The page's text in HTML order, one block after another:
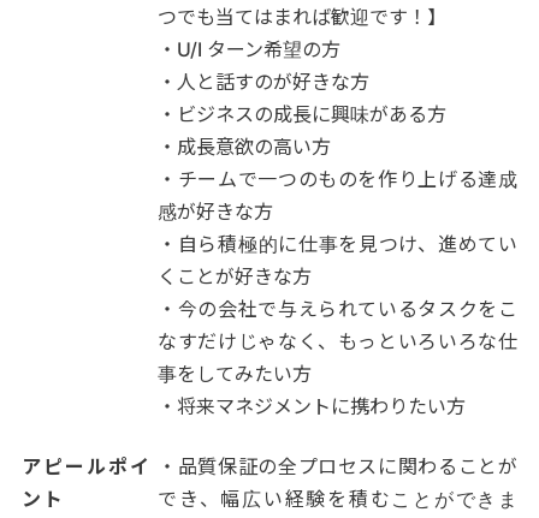
つでも当てはまれば歓迎です！】
・U/I ターン希望の方
・人と話すのが好きな方
・ビジネスの成長に興味がある方
・成長意欲の高い方
・チームで一つのものを作り上げる達成
感が好きな方
・自ら積極的に仕事を見つけ、進めてい
くことが好きな方
・今の会社で与えられているタスクをこ
なすだけじゃなく、もっといろいろな仕
事をしてみたい方
・将来マネジメントに携わりたい方
アピールポイ
ント
・品質保証の全プロセスに関わることが
でき、幅広い経験を積むことができま